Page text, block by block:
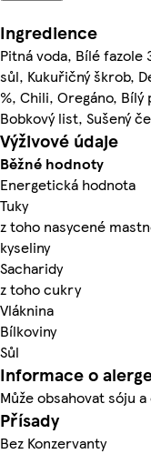
Ingredience
Pitná voda, Bílé fazole
sůl, Kukuřičný škrob,
%, Chili, Oregáno, Bílý
Bobkový list, Sušený
Výživové údaje
Běžné hodnoty
Energetická hodnota
Tuky
z toho nasycené
kyseliny
Sacharidy
z toho cukry
Vláknina
Bílkoviny
Sůl
Informace o
Může obsahovat sóju
Přísady
Bez Konzervanty